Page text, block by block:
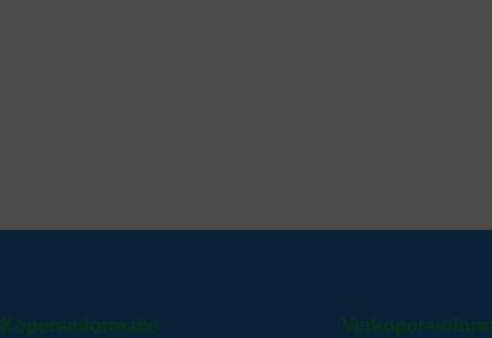
Kopersinformatie